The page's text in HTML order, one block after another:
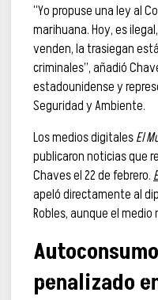
“Yo propuse una ley al
marihuana. Hoy, es
venden, la trasiegan
criminales”, añadió
estadounidense y
Seguridad y Ambiente.
Los medios digitalesEl
publicaron noticias que
Chaves el 22 de febrero.
apeló directamente al
Robles, aunque el
penalizado